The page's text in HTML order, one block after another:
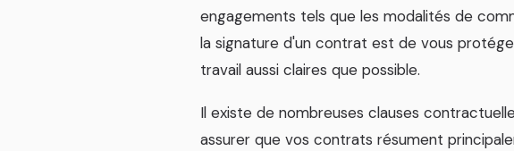
engagements tels que les modalités de
la signature d'un contrat est de vous
travail aussi claires que possible.
Il existe de nombreuses clauses
assurer que vos contrats résument